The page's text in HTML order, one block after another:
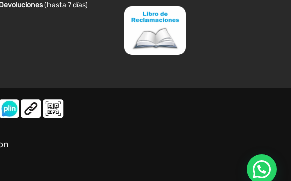
(hasta 7 días)